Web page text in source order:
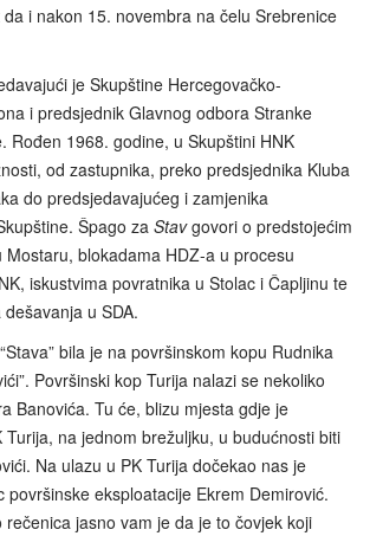
da i nakon 15. novembra na čelu Srebrenice
je Skupštine Hercegovačko-
i predsjednik Glavnog odbora Stranke
Rođen 1968. godine, u Skupštini HNK
od zastupnika, preko predsjednika Kluba
do predsjedavajućeg i zamjenika
Špago za Stavgovori o predstojećim
Mostaru, blokadama HDZ-a u procesu
iskustvima povratnika u Stolac i Čapljinu te
u SDA.
bila je na površinskom kopu Rudnika
Površinski kop Turija nalazi se nekoliko
Banovića. Tu će, blizu mjesta gdje je
Turija, na jednom brežuljku, u budućnosti biti
Na ulazu u PK Turija dočekao nas je
površinske eksploatacije Ekrem Demirović.
rečenica jasno vam je da je to čovjek koji